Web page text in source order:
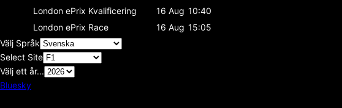
London ePrix Kvalificering 16 Aug 10:40
London ePrix Race 16 Aug 15:05
Välj Språk
Select Site
Välj ett år...
Bluesky